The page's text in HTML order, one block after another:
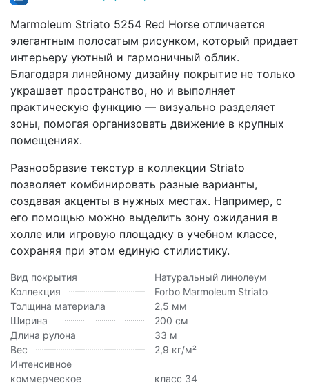
Marmoleum Striato 5254 Red Horse отличается
элегантным полосатым рисунком, который придает
интерьеру уютный и гармоничный облик.
Благодаря линейному дизайну покрытие не только
украшает пространство, но и выполняет
практическую функцию — визуально разделяет
зоны, помогая организовать движение в крупных
помещениях.
Разнообразие текстур в коллекции Striato
позволяет комбинировать разные варианты,
создавая акценты в нужных местах. Например, с
его помощью можно выделить зону ожидания в
холле или игровую площадку в учебном классе,
сохраняя при этом единую стилистику.
Вид покрытия
Натуральный линолеум
Коллекция
Forbo Marmoleum Striato
Толщина материала
2,5 мм
Ширина
200 см
Длина рулона
33 м
Вес
2,9 кг/м²
Интенсивное
коммерческое
класс 34